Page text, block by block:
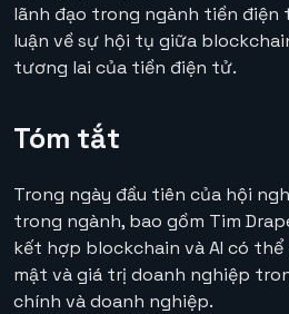
lãnh đạo trong ngành tiền
luận về sự hội tụ giữa
tương lai của tiền điện tử.
Tóm tắt
Trong ngày đầu tiên của hội
trong ngành, bao gồm Tim
kết hợp blockchain và AI có
mật và giá trị doanh nghiệp
chính và doanh nghiệp.